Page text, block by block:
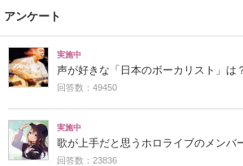
アンケート
実施中
声が好きな「日本のボーカリスト」は
回答数：49450
実施中
歌が上手だと思うホロライブのメンバ
回答数：23836